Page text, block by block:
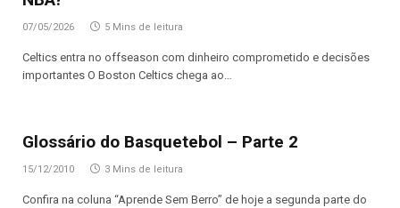
07/05/2026 5 Mins de leitura
Celtics entra no offseason com dinheiro comprometido e decisões
importantes O Boston Celtics chega ao…
Glossário do Basquetebol – Parte 2
15/12/2010 3 Mins de leitura
Confira na coluna “Aprende Sem Berro” de hoje a segunda parte do